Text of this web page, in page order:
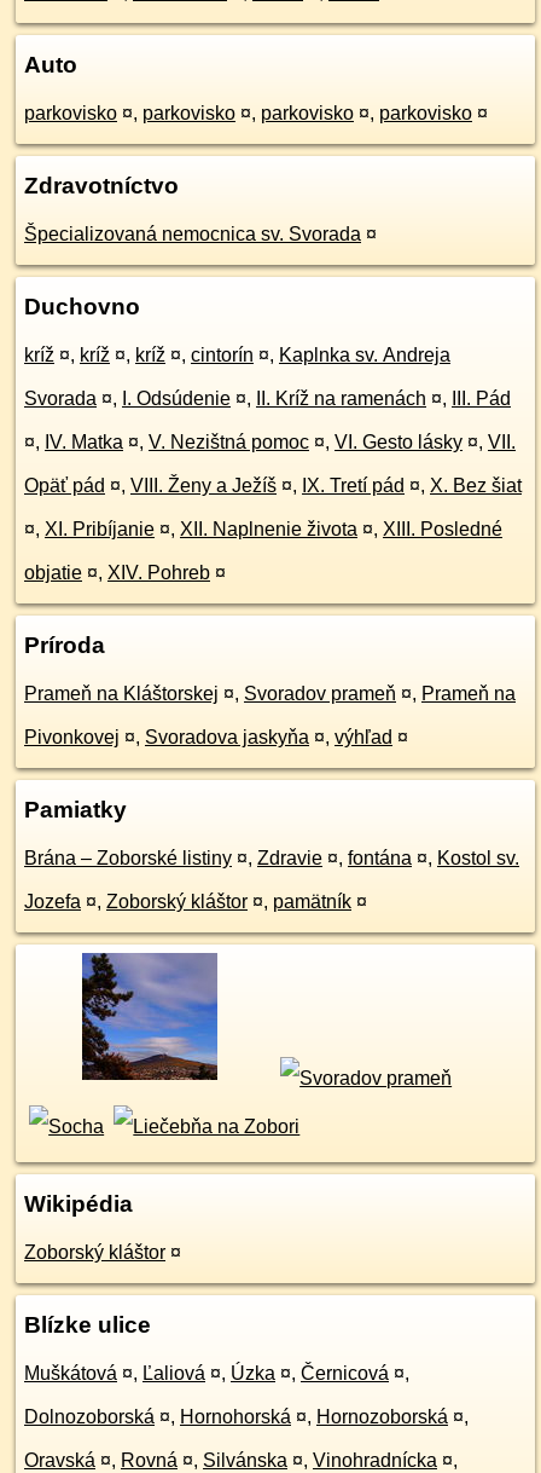
Auto
parkovisko ¤, parkovisko ¤, parkovisko ¤, parkovisko ¤
Zdravotníctvo
Špecializovaná nemocnica sv. Svorada ¤
Duchovno
kríž ¤, kríž ¤, kríž ¤, cintorín ¤, Kaplnka sv. Andreja
Svorada ¤, I. Odsúdenie ¤, II. Kríž na ramenách ¤, III. Pád
¤, IV. Matka ¤, V. Nezištná pomoc ¤, VI. Gesto lásky ¤, VII.
Opäť pád ¤, VIII. Ženy a Ježíš ¤, IX. Tretí pád ¤, X. Bez šiat
¤, XI. Pribíjanie ¤, XII. Naplnenie života ¤, XIII. Posledné
objatie ¤, XIV. Pohreb ¤
Príroda
Prameň na Kláštorskej ¤, Svoradov prameň ¤, Prameň na
Pivonkovej ¤, Svoradova jaskyňa ¤, výhľad ¤
Pamiatky
Brána – Zoborské listiny ¤, Zdravie ¤, fontána ¤, Kostol sv.
Jozefa ¤, Zoborský kláštor ¤, pamätník ¤
Wikipédia
Zoborský kláštor ¤
Blízke ulice
Muškátová ¤, Ľaliová ¤, Úzka ¤, Černicová ¤,
Dolnozoborská ¤, Hornohorská ¤, Hornozoborská ¤,
Oravská ¤, Rovná ¤, Silvánska ¤, Vinohradnícka ¤,